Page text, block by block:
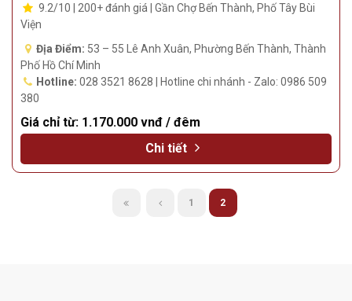
9.2/10 | 200+ đánh giá | Gần Chợ Bến Thành, Phố Tây Bùi
Viện
Địa Điểm: 53 – 55 Lê Anh Xuân, Phường Bến Thành, Thành
Phố Hồ Chí Minh
Hotline: 028 3521 8628 | Hotline chi nhánh - Zalo: 0986 509
380
Giá chỉ từ: 1.170.000 vnđ / đêm
Chi tiết
1 2